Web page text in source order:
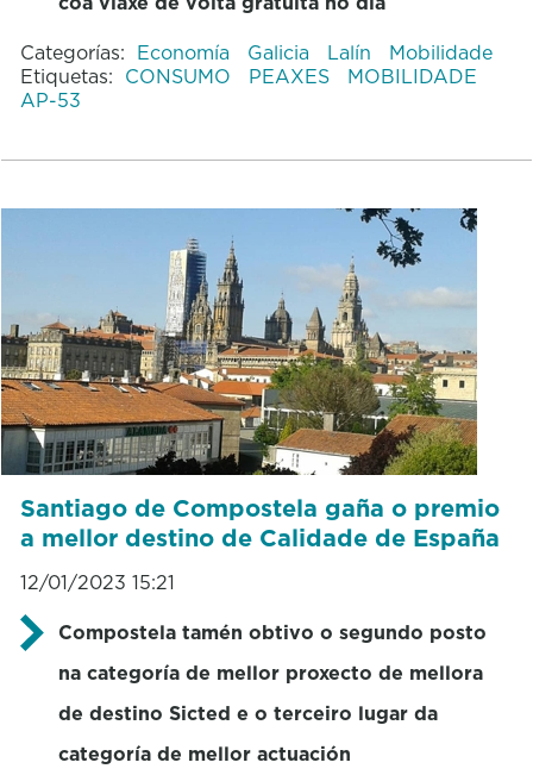
Categorías: Economía Galicia Lalín
Mobilidade
Etiquetas: CONSUMO PEAXES
MOBILIDADE
AP-53
Santiago de Compostela gaña o premio
a mellor destino de Calidade de España
12/01/2023 15:21
Compostela tamén obtivo o segundo posto
na categoría de mellor proxecto de mellora
de destino Sicted e o terceiro lugar da
categoría de mellor actuación